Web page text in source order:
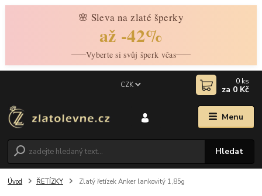
🌸 Sleva na zlaté šperky
až -42%
Vyberte si svůj šperk včas
Menu
CZK
Hledat
0 ks
za 0 Kč
Úvod ŘETÍZKY Zlatý řetízek Anker lankovitý 1,85g